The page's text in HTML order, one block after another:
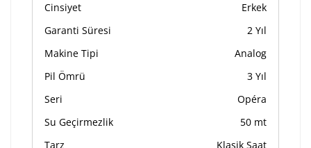
Cinsiyet
Erkek
Garanti Süresi
2 Yıl
Makine Tipi
Analog
Pil Ömrü
3 Yıl
Seri
Opéra
Su Geçirmezlik
50 mt
Tarz
Klasik Saat